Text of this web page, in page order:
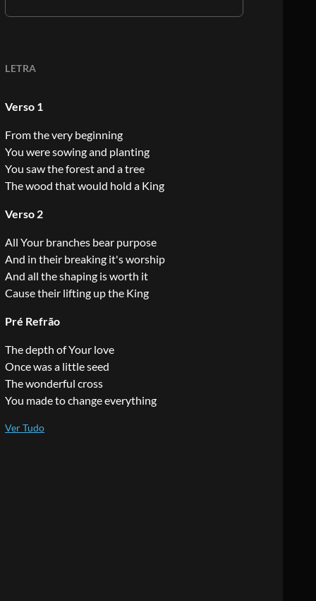
LETRA
Verso 1
From the very beginning
You were sowing and planting
You saw the forest and a tree
The wood that would hold a King
Verso 2
All Your branches bear purpose
And in their breaking it's worship
And all the shaping is worth it
Cause their lifting up the King
Pré Refrão
The depth of Your love
Once was a little seed
The wonderful cross
You made to change everything